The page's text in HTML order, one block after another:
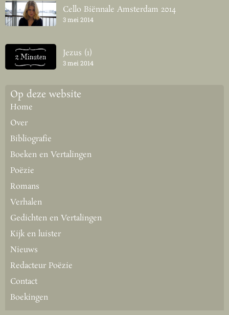
Cello Biënnale Amsterdam 2014
3 mei 2014
Jezus (1)
3 mei 2014
Op deze website
Home
Over
Bibliografie
Boeken en Vertalingen
Poëzie
Romans
Verhalen
Gedichten en Vertalingen
Kijk en luister
Nieuws
Redacteur Poëzie
Contact
Boekingen